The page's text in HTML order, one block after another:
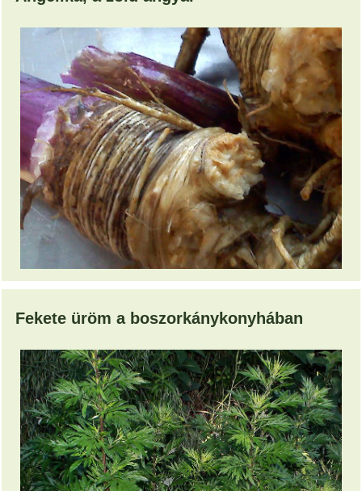
Fekete üröm a boszorkánykonyhában